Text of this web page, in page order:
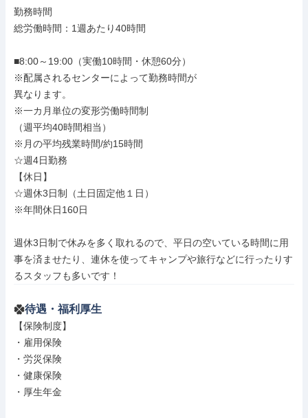
勤務時間
総労働時間：1週あたり40時間
■8:00～19:00（実働10時間・休憩60分）
※配属されるセンターによって勤務時間が
異なります。
※一カ月単位の変形労働時間制
（週平均40時間相当）
※月の平均残業時間/約15時間
☆週4日勤務
【休日】
☆週休3日制（土日固定他１日）
※年間休日160日
週休3日制で休みを多く取れるので、平日の空いている時間に用
事を済ませたり、連休を使ってキャンプや旅行などに行ったりす
るスタッフも多いです！
待遇・福利厚生
【保険制度】
・雇用保険
・労災保険
・健康保険
・厚生年金